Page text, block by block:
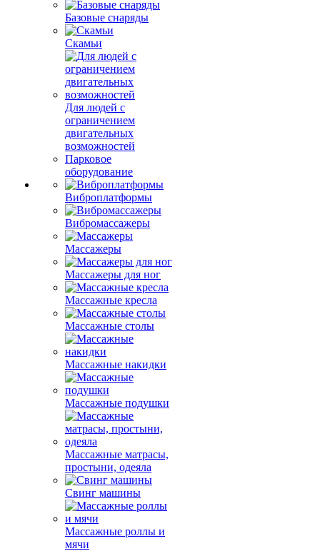
Базовые снаряды
Скамьи
Для людей с
ограничением
двигательных
возможностей
Парковое
оборудование
Виброплатформы
Вибромассажеры
Массажеры
Массажеры для ног
Массажные кресла
Массажные столы
Массажные накидки
Массажные подушки
Массажные матрасы,
простыни, одеяла
Свинг машины
Массажные роллы и
мячи